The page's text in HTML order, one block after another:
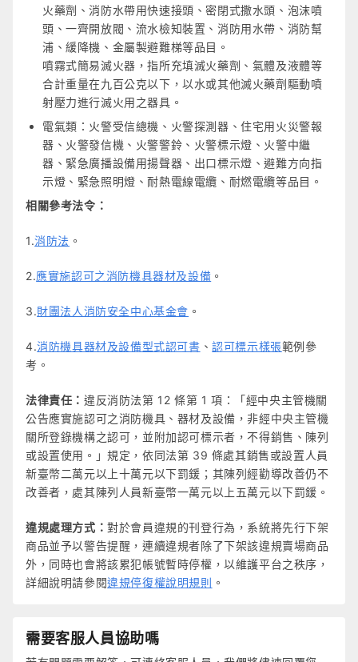
火藥劑、消防水帶用快速接頭、密閉式撒水頭、泡沫噴
頭、一齊開放閥、流水檢知裝置、消防用水帶、消防幫
浦、緩降機、金屬製避難梯等品目。
噴霧式簡易滅火器，指所充填滅火藥劑、氣體及液體等
合計重量在九百公克以下，以水或其他滅火藥劑驅動噴
射壓力進行滅火用之器具。
電氣類：火警受信總機、火警探測器、住宅用火災警報
器、火警發信機、火警警鈴、火警標示燈、火警中繼
器、緊急廣播設備用揚聲器、出口標示燈、避難方向指
示燈、緊急照明燈、耐熱電線電纜、耐燃電纜等品目。
相關參考法令：
1.消防法 。
2.應實施認可之消防機具器材及設備 。
3.財團法人消防安全中心基金會 。
4.消防機具器材及設備型式認可書 、認可標示樣張範例參
考。
法律責任： 違反消防法第 12 條第 1 項：「經中央主管機關
公告應實施認可之消防機具、器材及設備，非經中央主管機
關所登錄機構之認可，並附加認可標示者，不得銷售、陳列
或設置使用。」規定，依同法第 39 條處其銷售或設置人員
新臺幣二萬元以上十萬元以下罰鍰；其陳列經勸導改善仍不
改善者，處其陳列人員新臺幣一萬元以上五萬元以下罰鍰。
違規處理方式：對於會員違規的刊登行為，系統將先行下架
商品並予以警告提醒，連續違規者除了下架該違規賣場商品
外，同時也會將該累犯帳號暫時停權，以維護平台之秩序，
詳細說明請參閱違規停復權說明規則 。
需要客服人員協助嗎